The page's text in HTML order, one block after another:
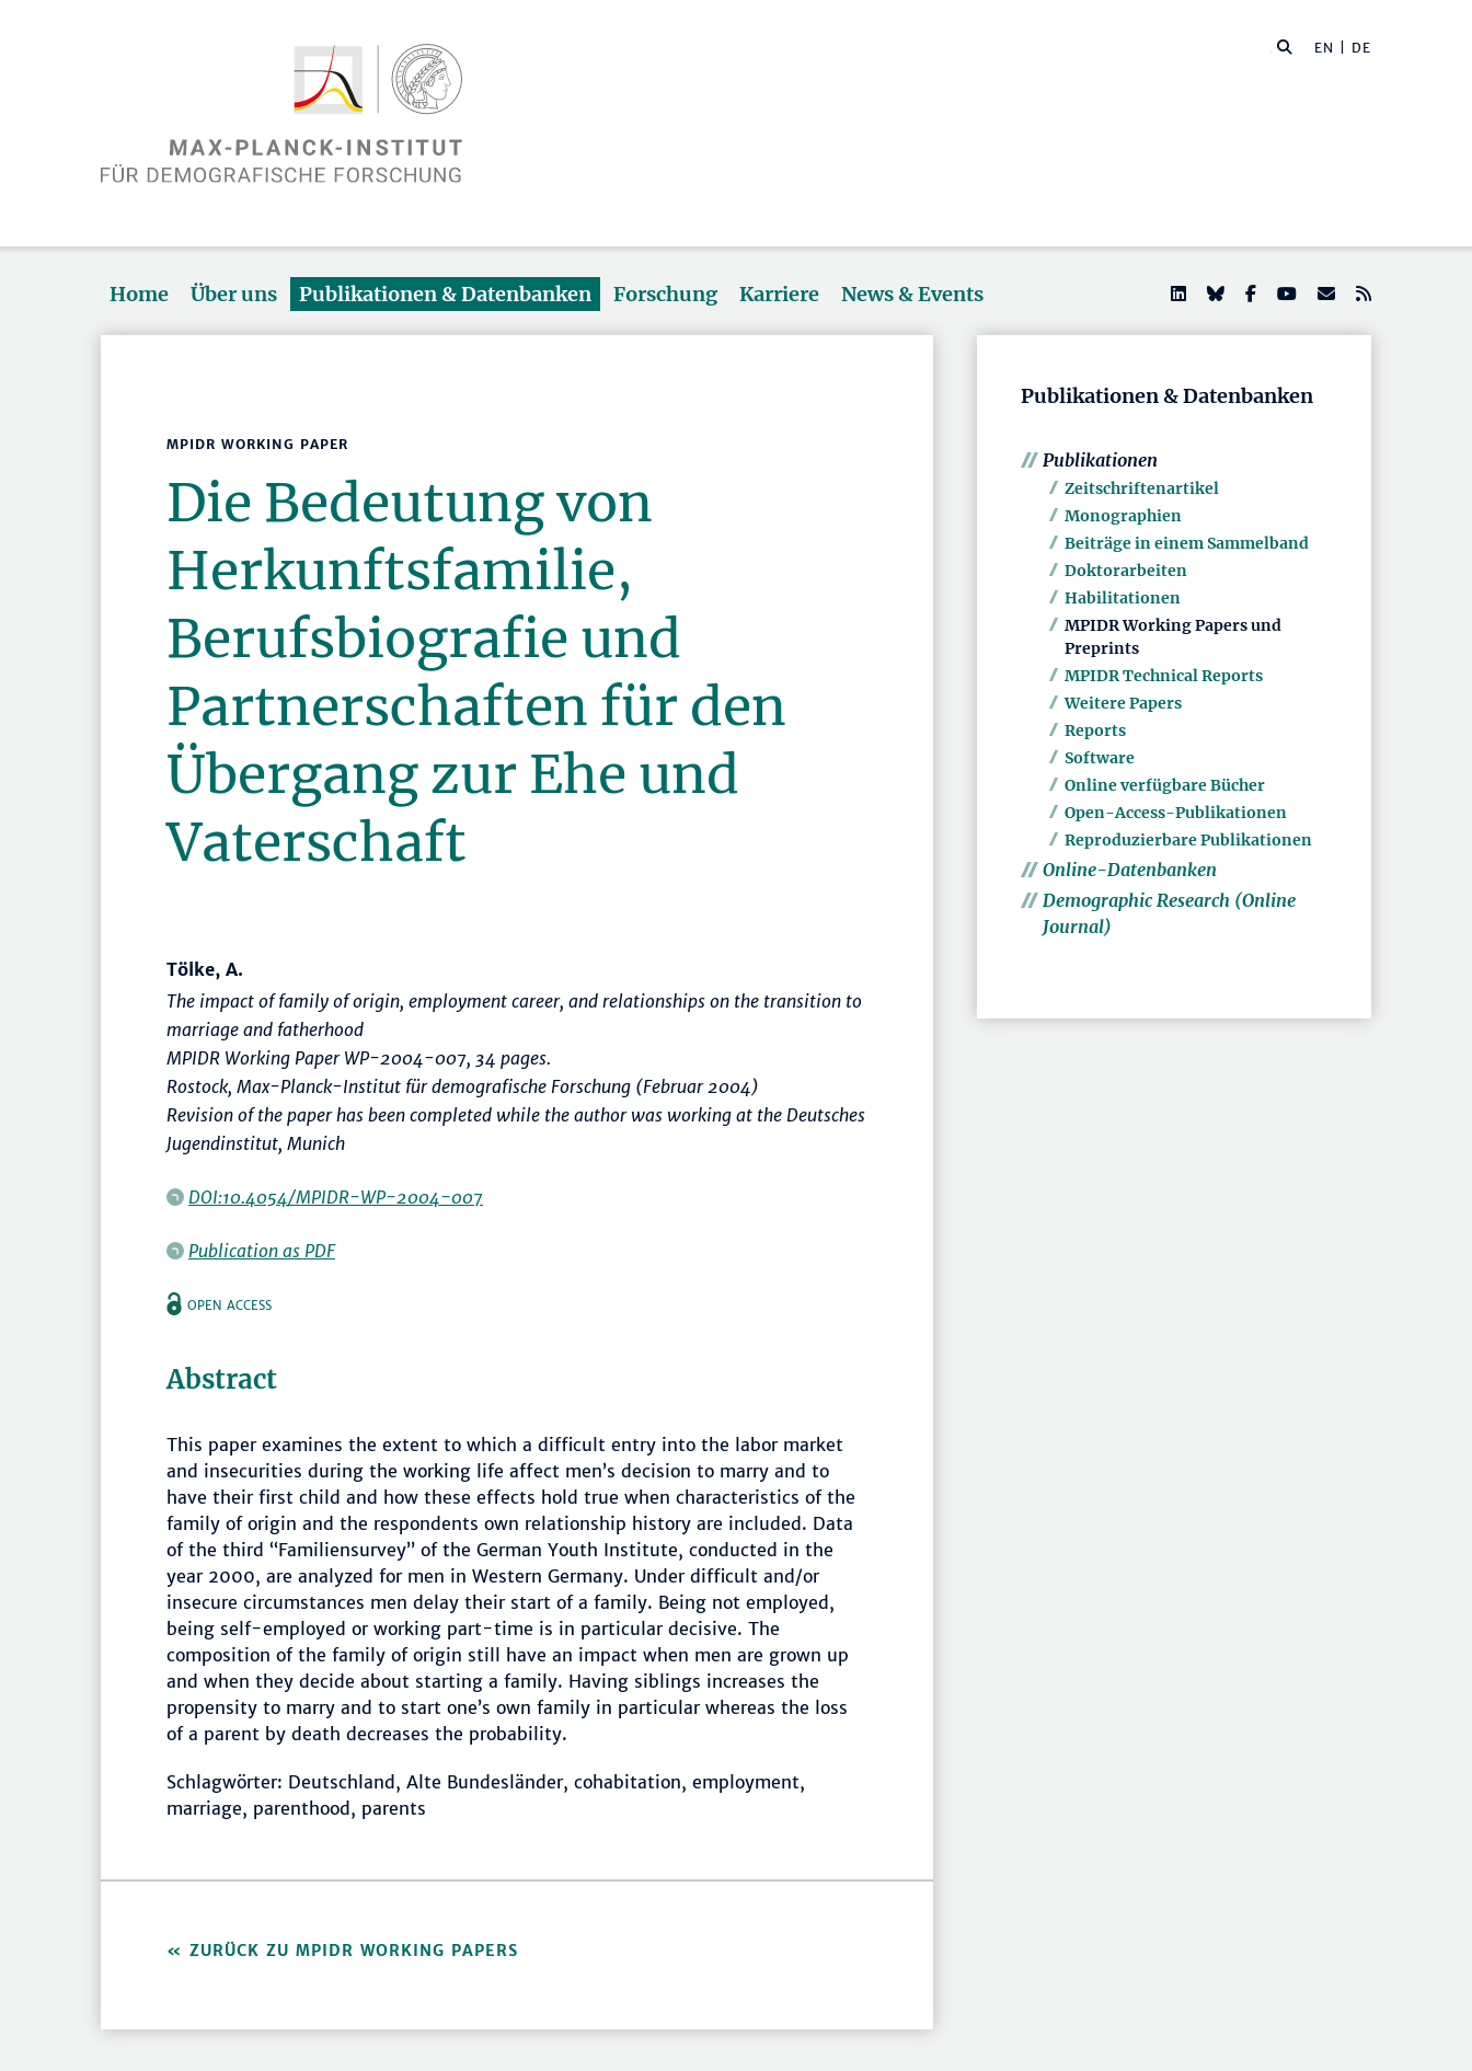
EN | DE
Home Über uns Publikationen & Datenbanken Forschung Karriere News & Events
MPIDR WORKING PAPER
Die Bedeutung von
Herkunftsfamilie,
Berufsbiografie und
Partnerschaften für den
Übergang zur Ehe und
Vaterschaft
Tölke, A.
The impact of family of origin, employment career, and relationships on the transition to
marriage and fatherhood
MPIDR Working Paper WP-2004-007, 34 pages.
Rostock, Max-Planck-Institut für demografische Forschung (Februar 2004)
Revision of the paper has been completed while the author was working at the Deutsches
Jugendinstitut, Munich
DOI:10.4054/MPIDR-WP-2004-007
Publication as PDF
OPEN ACCESS
Abstract
This paper examines the extent to which a difficult entry into the labor market
and insecurities during the working life affect men’s decision to marry and to
have their first child and how these effects hold true when characteristics of the
family of origin and the respondents own relationship history are included. Data
of the third “Familiensurvey” of the German Youth Institute, conducted in the
year 2000, are analyzed for men in Western Germany. Under difficult and/or
insecure circumstances men delay their start of a family. Being not employed,
being self-employed or working part-time is in particular decisive. The
composition of the family of origin still have an impact when men are grown up
and when they decide about starting a family. Having siblings increases the
propensity to marry and to start one’s own family in particular whereas the loss
of a parent by death decreases the probability.
Schlagwörter: Deutschland, Alte Bundesländer, cohabitation, employment,
marriage, parenthood, parents
ZURÜCK ZU MPIDR WORKING PAPERS
Publikationen & Datenbanken
Publikationen
Zeitschriftenartikel
Monographien
Beiträge in einem Sammelband
Doktorarbeiten
Habilitationen
MPIDR Working Papers und
Preprints
MPIDR Technical Reports
Weitere Papers
Reports
Software
Online verfügbare Bücher
Open-Access-Publikationen
Reproduzierbare Publikationen
Online-Datenbanken
Demographic Research (Online
Journal)